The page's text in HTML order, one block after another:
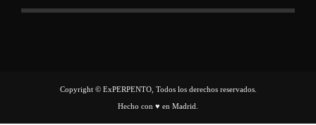
Copyright © ExPERPENTO, Todos los derechos reservados.
Hecho con ♥ en Madrid.